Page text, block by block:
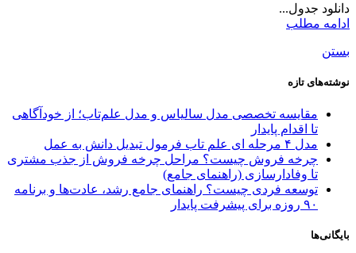
دانلود جدول...
ادامه مطلب
بستن
نوشته‌های تازه
مقایسه تخصصی مدل سالیاس و مدل علم‌تاب؛ از خودآگاهی
تا اقدام پایدار
مدل ۴ مرحله ای علم تاب فرمول تبدیل دانش به عمل
چرخه فروش چیست؟ مراحل چرخه فروش از جذب مشتری
تا وفادارسازی (راهنمای جامع)
توسعه فردی چیست؟ راهنمای جامع رشد، عادت‌ها و برنامه
۹۰ روزه برای پیشرفت پایدار
بایگانی‌ها